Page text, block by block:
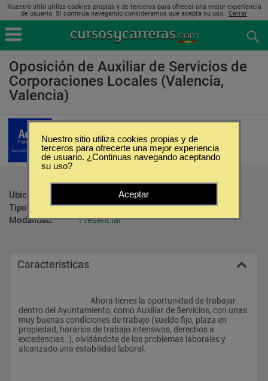
Nuestro sitio utiliza cookies propias y de terceros para ofrecer una mejor experiencia
de usuario. Si continúa navegando consideramos que acepta su uso.. Cerrar
Oposición de Auxiliar de Servicios de
Corporaciones Locales (Valencia,
Valencia)
ACLYS
Ubicación:
Valencia - Valencia
Tipo:
Oposiciones
Modalidad:
Presencial
Caracteristicas
dentro del Ayuntamiento, como Auxiliar de Servicios, con unas
muy buenas condiciones de trabajo (sueldo fijo, plaza en
propiedad, horarios de trabajo intensivos, derechos a
excedencias..), olvidándote de los problemas laborales y
alcanzado una estabilidad laboral.
Nuestro sitio utiliza cookies propias y de
terceros para ofrecerte una mejor experiencia
de usuario. ¿Continuas navegando aceptando
su uso?
Aceptar